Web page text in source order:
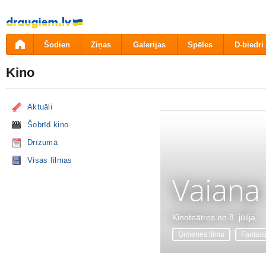
Pāriet
uz
saturu
Šodien Ziņas Galerijas Spēles D-biedri
Kino
Aktuāli
Šobrīd kino
Drīzumā
Visas filmas
Vaiana
Kinoteātros no 8. jūlija
Ģimenes filma